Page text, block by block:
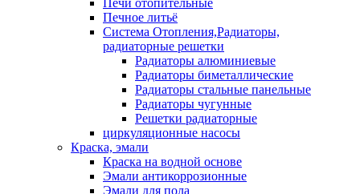
Печи отопительные
Печное литьё
Система Отопления,Радиаторы,
радиаторные решетки
Радиаторы алюминиевые
Радиаторы биметаллические
Радиаторы стальные панельные
Радиаторы чугунные
Решетки радиаторные
циркуляционные насосы
Краска, эмали
Краска на водной основе
Эмали антикоррозионные
Эмали для пола